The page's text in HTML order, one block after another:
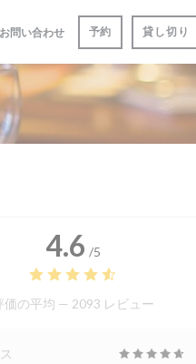
問い合わせ 予約 貸し切り
4.6 /5
価の平均 — 2093 レビュー